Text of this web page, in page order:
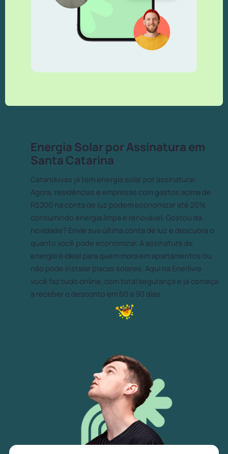
Energia Solar por Assinatura em
Santa Catarina
Catanduvas já tem energia solar por assinatura!
Agora, residências e empresas com gastos acima de
R$200 na conta de luz podem economizar até 20%
consumindo energia limpa e renovável. Gostou da
novidade? Envie sua última conta de luz e descubra o
quanto você pode economizar. A assinatura de
energia é ideal para quem mora em apartamentos ou
não pode instalar placas solares. Aqui na Enerlivre
você faz tudo online, com total segurança e já começa
a receber o desconto em 60 a 90 dias.